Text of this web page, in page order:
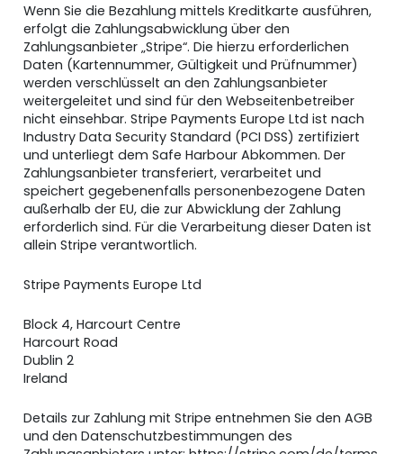
Wenn Sie die Bezahlung mittels Kreditkarte ausführen,
erfolgt die Zahlungsabwicklung über den
Zahlungsanbieter „Stripe“. Die hierzu erforderlichen
Daten (Kartennummer, Gültigkeit und Prüfnummer)
werden verschlüsselt an den Zahlungsanbieter
weitergeleitet und sind für den Webseitenbetreiber
nicht einsehbar. Stripe Payments Europe Ltd ist nach
Industry Data Security Standard (PCI DSS) zertifiziert
und unterliegt dem Safe Harbour Abkommen. Der
Zahlungsanbieter transferiert, verarbeitet und
speichert gegebenenfalls personenbezogene Daten
außerhalb der EU, die zur Abwicklung der Zahlung
erforderlich sind. Für die Verarbeitung dieser Daten ist
allein Stripe verantwortlich.
Stripe Payments Europe Ltd
Block 4, Harcourt Centre
Harcourt Road
Dublin 2
Ireland
Details zur Zahlung mit Stripe entnehmen Sie den AGB
und den Datenschutzbestimmungen des